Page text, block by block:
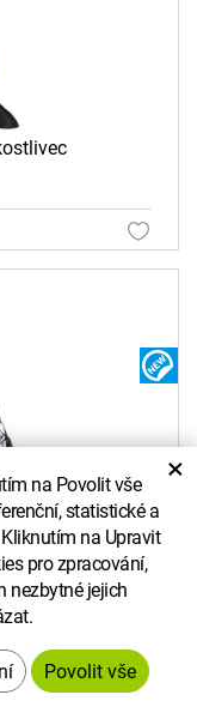
na Povolit vše
statistické a
na Upravit
pro zpracování,
nezbytné jejich
×